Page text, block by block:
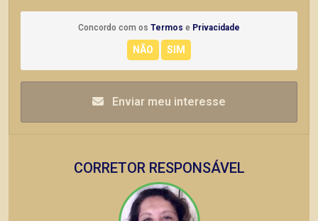
Concordo com os Termos e Privacidade
Enviar meu interesse
CORRETOR RESPONSÁVEL